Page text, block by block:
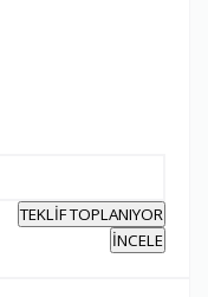
TEKLİF TOPLANIYOR
İNCELE